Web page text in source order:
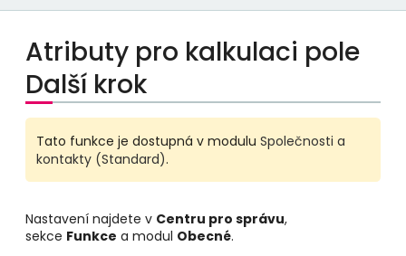
Atributy pro kalkulaci pole
Další krok
Tato funkce je dostupná v modulu Společnosti a
kontakty (Standard).
Nastavení najdete v Centru pro správu,
sekce Funkce a modul Obecné.